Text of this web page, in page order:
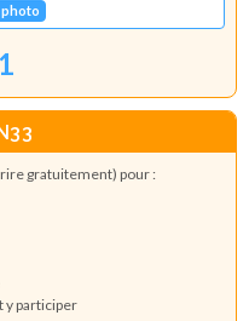
photo
1
gratuitement) pour :
y participer